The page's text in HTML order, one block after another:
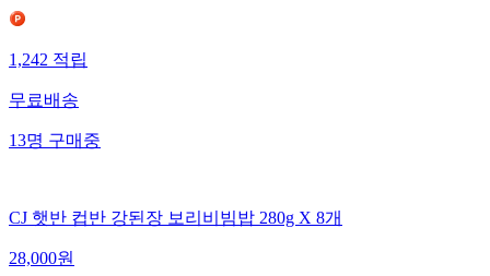
1,242적립
무료배송
13명구매중
CJ 햇반 컵반 강된장 보리비빔밥 280g X 8개
28,000원